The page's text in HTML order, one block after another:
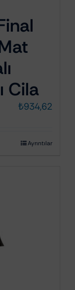
Cila
₺934,62
Ayrıntılar